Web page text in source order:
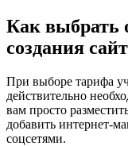
Как выбрать
создания
При выборе тарифа
действительно
вам просто
добавить интернет-
соцсетями.